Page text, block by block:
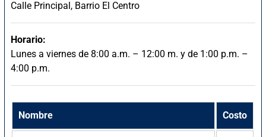
Calle Principal, Barrio El Centro
Horario:
Lunes a viernes de 8:00 a.m. – 12:00 m. y de 1:00 p.m. –
4:00 p.m.
Nombre Costo